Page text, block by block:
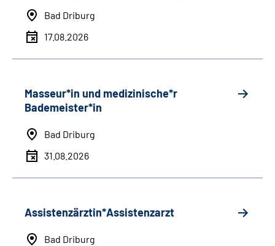
Bad Driburg
17.08.2026
Masseur*in und medizinische*r
Bademeister*in
Bad Driburg
31.08.2026
Assistenzärztin*Assistenzarzt
Bad Driburg